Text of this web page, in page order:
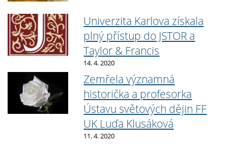
Univerzita Karlova získala
plný přístup do JSTOR a
Taylor & Francis
14. 4. 2020
Zemřela významná
historička a profesorka
Ústavu světových dějin FF
UK Luďa Klusáková
11. 4. 2020